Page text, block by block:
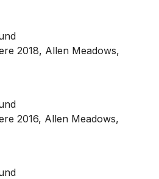
2018, Allen Meadows,
2016, Allen Meadows,